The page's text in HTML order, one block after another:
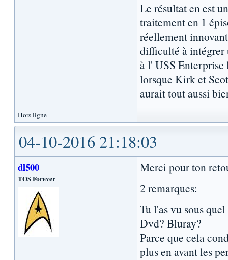
Le résultat en est
traitement en 1
réellement
difficulté à intégrer
à l' USS
lorsque Kirk et
aurait tout aussi
Hors ligne
04-10-2016 21:18:03
dl500
TOS Forever
Merci pour ton
2 remarques:
Tu l'as vu sous
Dvd? Bluray?
Parce que cela
plus en avant les